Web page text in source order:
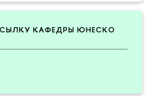
КАФЕДРЫ ЮНЕСКО